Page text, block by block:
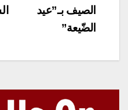
الصيف بـ”عيد
الضّيعة”